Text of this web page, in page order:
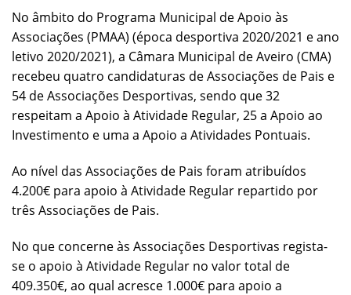
No âmbito do Programa Municipal de Apoio às
Associações (PMAA) (época desportiva 2020/2021 e ano
letivo 2020/2021), a Câmara Municipal de Aveiro (CMA)
recebeu quatro candidaturas de Associações de Pais e
54 de Associações Desportivas, sendo que 32
respeitam a Apoio à Atividade Regular, 25 a Apoio ao
Investimento e uma a Apoio a Atividades Pontuais.
Ao nível das Associações de Pais foram atribuídos
4.200€ para apoio à Atividade Regular repartido por
três Associações de Pais.
No que concerne às Associações Desportivas regista-
se o apoio à Atividade Regular no valor total de
409.350€, ao qual acresce 1.000€ para apoio a